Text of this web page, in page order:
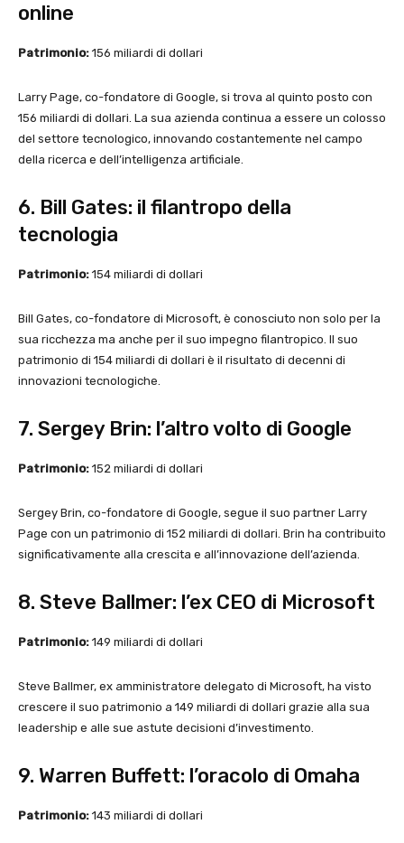
online
Patrimonio: 156 miliardi di dollari
Larry Page, co-fondatore di Google, si trova al quinto posto con
156 miliardi di dollari. La sua azienda continua a essere un colosso
del settore tecnologico, innovando costantemente nel campo
della ricerca e dell’intelligenza artificiale.
6. Bill Gates: il filantropo della
tecnologia
Patrimonio: 154 miliardi di dollari
Bill Gates, co-fondatore di Microsoft, è conosciuto non solo per la
sua ricchezza ma anche per il suo impegno filantropico. Il suo
patrimonio di 154 miliardi di dollari è il risultato di decenni di
innovazioni tecnologiche.
7. Sergey Brin: l’altro volto di Google
Patrimonio: 152 miliardi di dollari
Sergey Brin, co-fondatore di Google, segue il suo partner Larry
Page con un patrimonio di 152 miliardi di dollari. Brin ha contribuito
significativamente alla crescita e all’innovazione dell’azienda.
8. Steve Ballmer: l’ex CEO di Microsoft
Patrimonio: 149 miliardi di dollari
Steve Ballmer, ex amministratore delegato di Microsoft, ha visto
crescere il suo patrimonio a 149 miliardi di dollari grazie alla sua
leadership e alle sue astute decisioni d’investimento.
9. Warren Buffett: l’oracolo di Omaha
Patrimonio: 143 miliardi di dollari